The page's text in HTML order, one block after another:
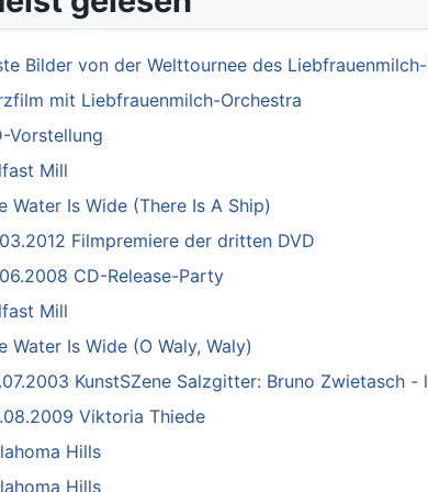
Bilder von der Welttournee des
mit Liebfrauenmilch-Orchestra
Vorstellung
Mill
Water Is Wide (There Is A Ship)
Filmpremiere der dritten DVD
CD-Release-Party
Mill
Water Is Wide (O Waly, Waly)
KunstSZene Salzgitter: Bruno Zwietasch -
Viktoria Thiede
Hills
Hills